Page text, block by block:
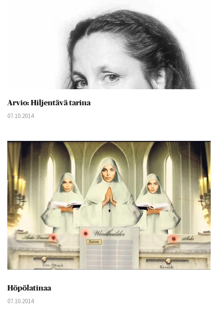
Arvio: Hiljentävä tarina
07.10.2014
Höpölatinaa
07.10.2014